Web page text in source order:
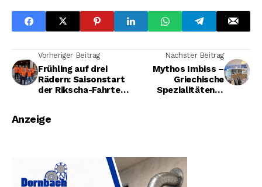
Vorheriger Beitrag
Frühling auf drei
Rädern: Saisonstart
der Rikscha-Fahrten
Nächster Beitrag
Mythos Imbiss –
Griechische
Spezialitäten in
Anzeige